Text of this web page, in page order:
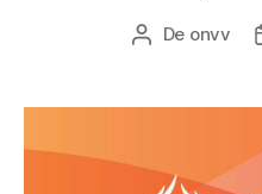
Autor
De onvv